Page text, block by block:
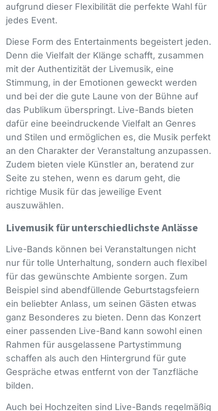
aufgrund dieser Flexibilität die perfekte Wahl für
jedes Event.
Diese Form des Entertainments begeistert jeden.
Denn die Vielfalt der Klänge schafft, zusammen
mit der Authentizität der Livemusik, eine
Stimmung, in der Emotionen geweckt werden
und bei der die gute Laune von der Bühne auf
das Publikum überspringt. Live-Bands bieten
dafür eine beeindruckende Vielfalt an Genres
und Stilen und ermöglichen es, die Musik perfekt
an den Charakter der Veranstaltung anzupassen.
Zudem bieten viele Künstler an, beratend zur
Seite zu stehen, wenn es darum geht, die
richtige Musik für das jeweilige Event
auszuwählen.
Livemusik für unterschiedlichste Anlässe
Live-Bands können bei Veranstaltungen nicht
nur für tolle Unterhaltung, sondern auch flexibel
für das gewünschte Ambiente sorgen. Zum
Beispiel sind abendfüllende Geburtstagsfeiern
ein beliebter Anlass, um seinen Gästen etwas
ganz Besonderes zu bieten. Denn das Konzert
einer passenden Live-Band kann sowohl einen
Rahmen für ausgelassene Partystimmung
schaffen als auch den Hintergrund für gute
Gespräche etwas entfernt von der Tanzfläche
bilden.
Auch bei Hochzeiten sind Live-Bands regelmäßig